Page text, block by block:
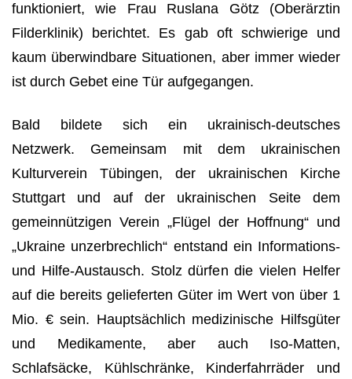
funktioniert, wie Frau Ruslana Götz (Oberärztin
Filderklinik) berichtet. Es gab oft schwierige und
kaum überwindbare Situationen, aber immer wieder
ist durch Gebet eine Tür aufgegangen.
Bald bildete sich ein ukrainisch-deutsches
Netzwerk. Gemeinsam mit dem ukrainischen
Kulturverein Tübingen, der ukrainischen Kirche
Stuttgart und auf der ukrainischen Seite dem
gemeinnützigen Verein „Flügel der Hoffnung“ und
„Ukraine unzerbrechlich“ entstand ein Informations-
und Hilfe-Austausch. Stolz dürfen die vielen Helfer
auf die bereits gelieferten Güter im Wert von über 1
Mio. € sein. Hauptsächlich medizinische Hilfsgüter
und Medikamente, aber auch Iso-Matten,
Schlafsäcke, Kühlschränke, Kinderfahrräder und